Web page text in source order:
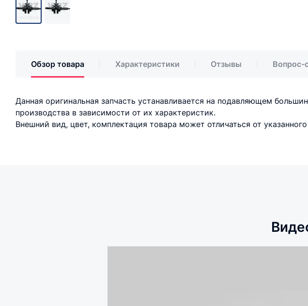
Обзор товара Характеристики Отзывы Вопрос-
Данная оригинальная запчасть устанавливается на подавляющем
производства в зависимости от их характеристик.
Внешний вид, цвет, комплектация товара может отличаться от